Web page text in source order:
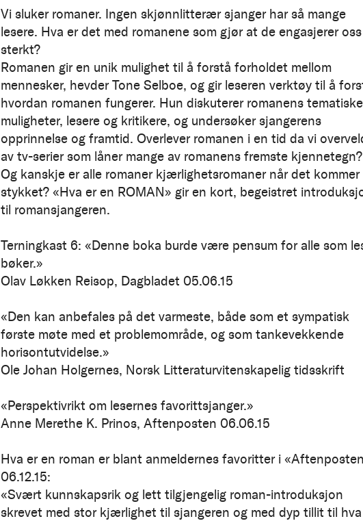
Vi sluker romaner. Ingen skjønnlitterær sjanger har så mange
lesere. Hva er det med romanene som gjør at de engasjerer
sterkt?
Romanen gir en unik mulighet til å forstå forholdet mellom
mennesker, hevder Tone Selboe, og gir leseren verktøy til å
hvordan romanen fungerer. Hun diskuterer romanens tematiske
muligheter, lesere og kritikere, og undersøker sjangerens
opprinnelse og framtid. Overlever romanen i en tid da vi
av tv-serier som låner mange av romanens fremste kjennetegn?
Og kanskje er alle romaner kjærlighetsromaner når det
stykket? «Hva er en ROMAN» gir en kort, begeistret
til romansjangeren.
Terningkast 6: «Denne boka burde være pensum for alle som
bøker.»
Olav Løkken Reisop, Dagbladet 05.06.15
«Den kan anbefales på det varmeste, både som et sympatisk
første møte med et problemområde, og som tankevekkende
horisontutvidelse.»
Ole Johan Holgernes, Norsk Litteraturvitenskapelig tidsskrift
«Perspektivrikt om lesernes favorittsjanger.»
Anne Merethe K. Prinos, Aftenposten 06.06.15
Hva er en roman er blant anmeldernes favoritter i
06.12.15:
«Svært kunnskapsrik og lett tilgjengelig roman-introduksjon
skrevet med stor kjærlighet til sjangeren og med dyp tillit til hva